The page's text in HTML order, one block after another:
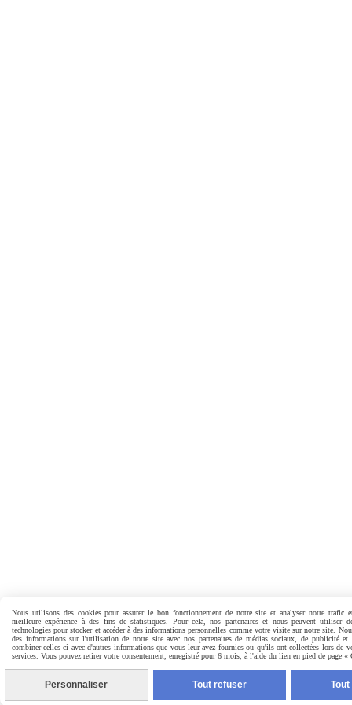
Nous utilisons des cookies pour assurer le bon fonctionnement de notre site et analyser notre trafic
meilleure expérience à des fins de statistiques. Pour cela, nos partenaires et nous peuvent utiliser
technologies pour stocker et accéder à des informations personnelles comme votre visite sur notre site.
des informations sur l'utilisation de notre site avec nos partenaires de médias sociaux, de publicité et
combiner celles-ci avec d'autres informations que vous leur avez fournies ou qu'ils ont collectées lors de
services. Vous pouvez retirer votre consentement, enregistré pour 6 mois, à l'aide du lien en pied de page
Personnaliser Tout refuser